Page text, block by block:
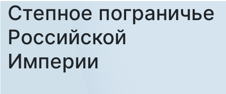
Степное пограничье
Российской
Империи